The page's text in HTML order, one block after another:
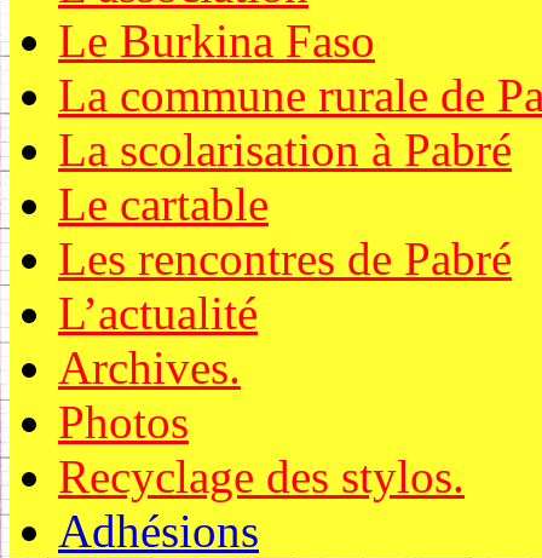
Le Burkina Faso
La commune rurale de
La scolarisation à Pabré
Le cartable
Les rencontres de Pabré
L’actualité
Archives.
Photos
Recyclage des stylos.
Adhésions